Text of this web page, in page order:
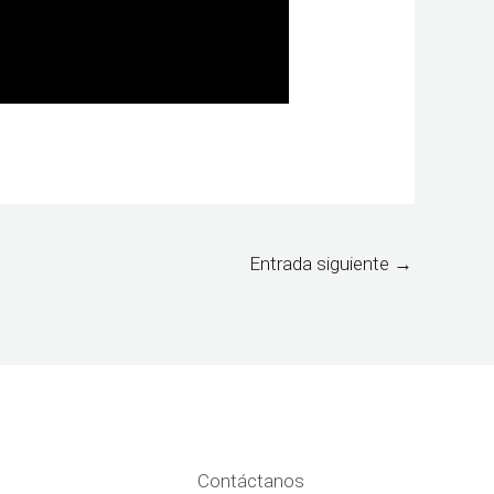
Entrada siguiente →
Contáctanos